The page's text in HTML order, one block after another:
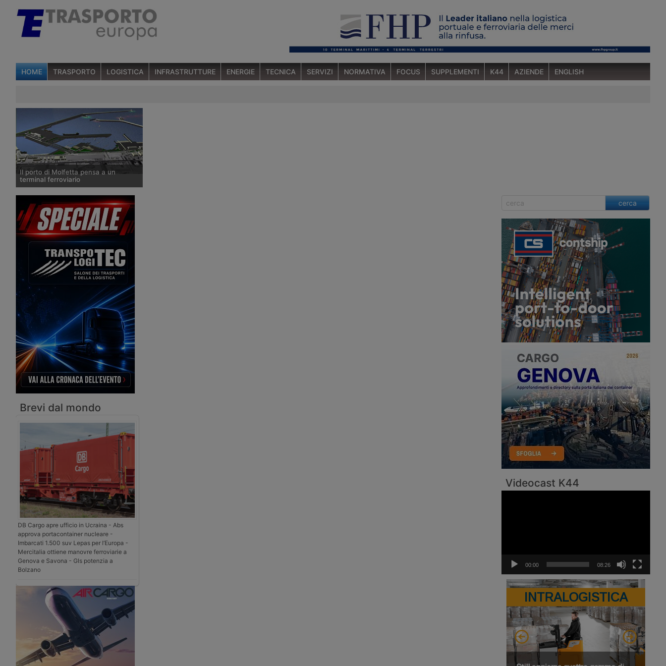
HOME TRASPORTO LOGISTICA INFRASTRUTTURE ENERGIE TECNICA SERVIZI NORMATIVA FOCUS SUPPLEMENTI K44 AZIENDE ENGLISH
Il porto di Molfetta pensa a un
terminal ferroviario
Nell’ambito del programma di
potenziamento e rinnovo del porto
commerciale di Molfetta, il Comune
pugliese intende realizzare un terminal
ferroviario dedicato alle merci. Cantieri
anche per l’approdo di navi ro-ro.
Brevi dal mondo
DB Cargo apre ufficio in Ucraina - Abs
approva portacontainer nucleare -
Imbarcati 1.500 suv Lepas per l’Europa -
Mercitalia ottiene manovre ferroviarie a
Genova e Savona - Gls potenzia a
Bolzano
cerca
Videocast K44
00:00 08:26
INTRALOGISTICA